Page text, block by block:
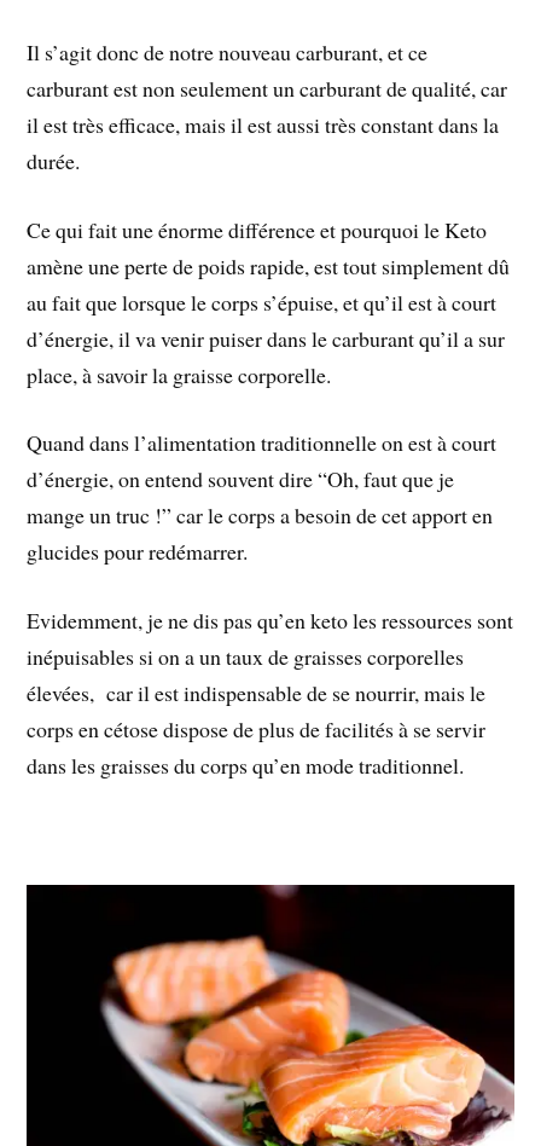
Il s’agit donc de notre nouveau carburant, et ce
carburant est non seulement un carburant de qualité, car
il est très efficace, mais il est aussi très constant dans la
durée.
Ce qui fait une énorme différence et pourquoi le Keto
amène une perte de poids rapide, est tout simplement dû
au fait que lorsque le corps s’épuise, et qu’il est à court
d’énergie, il va venir puiser dans le carburant qu’il a sur
place, à savoir la graisse corporelle.
Quand dans l’alimentation traditionnelle on est à court
d’énergie, on entend souvent dire “Oh, faut que je
mange un truc !” car le corps a besoin de cet apport en
glucides pour redémarrer.
Evidemment, je ne dis pas qu’en keto les ressources sont
inépuisables si on a un taux de graisses corporelles
élevées, car il est indispensable de se nourrir, mais le
corps en cétose dispose de plus de facilités à se servir
dans les graisses du corps qu’en mode traditionnel.